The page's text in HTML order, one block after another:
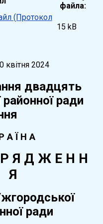
файла:
15 kB
квітня 2024
двадцять
районної ради
А Ї Н А
Я Д Ж Е Н Н
Я
ради